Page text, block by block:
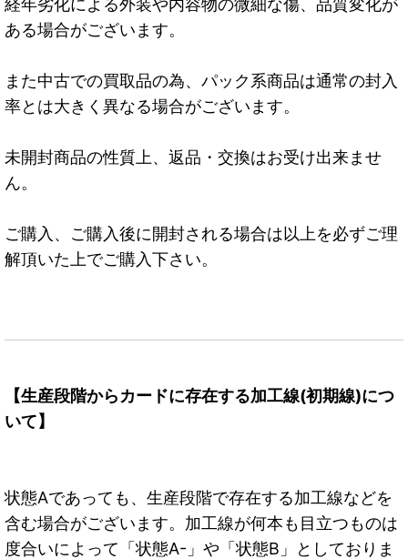
ある場合がございます。
また中古での買取品の為、パック系商品は通常の封入
率とは大きく異なる場合がございます。
未開封商品の性質上、返品・交換はお受け出来ませ
ん。
ご購入、ご購入後に開封される場合は以上を必ずご理
解頂いた上でご購入下さい。
【生産段階からカードに存在する加工線(初期線)につ
いて】
状態Aであっても、生産段階で存在する加工線などを
含む場合がございます。加工線が何本も目立つものは
度合いによって「状態A-」や「状態B」としておりま